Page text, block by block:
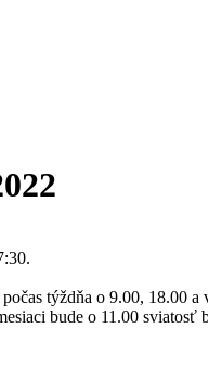
týždňa o 9.00, 18.00 a
bude o 11.00